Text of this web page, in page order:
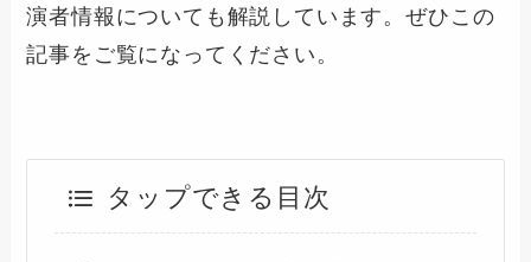
演者情報についても解説しています。ぜひこの
記事をご覧になってください。
タップできる目次